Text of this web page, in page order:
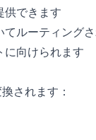
供できます
ルーティング
に向けられます
されます：